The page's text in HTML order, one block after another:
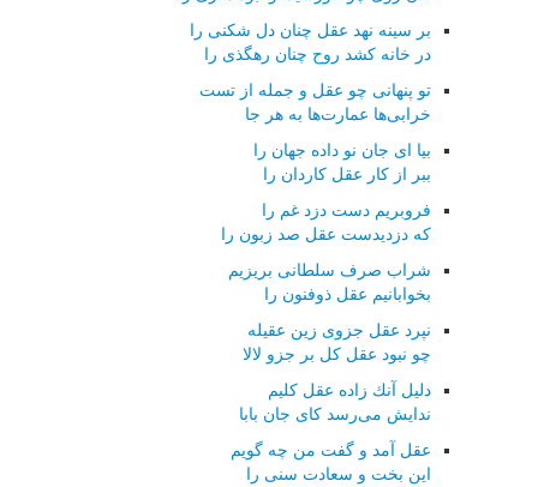
بر سینه نهد عقل چنان دل شكنی را
در خانه كشد روح چنان رهگذی را
تو پنهانی چو عقل و جمله از تست
خرابی‌ها عمارت‌ها به هر جا
بیا ای جان نو داده جهان را
ببر از كار عقل كاردان را
فروبریم دست دزد غم را
كه دزدیدست عقل صد زبون را
شراب صرف سلطانی بریزیم
بخوابانیم عقل ذوفنون را
نپرد عقل جزوی زین عقیله
چو نبود عقل كل بر جزو لالا
دلیل آنك زاده عقل كلیم
ندایش می‌رسد كای جان بابا
عقل آمد و گفت من چه گویم
این بخت و سعادت سنی را